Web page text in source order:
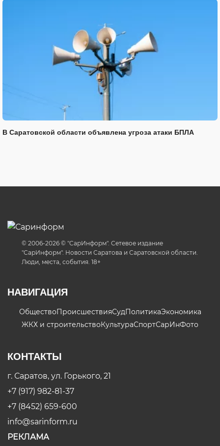
В Саратовской области объявлена угроза атаки БПЛА
© 2006-2026 © "СарИнформ". Сетевое издание
"СарИнформ". Новости Саратова и Саратовской области.
Люди, места, события. 18+
НАВИГАЦИЯ
ОбществоПроисшествияСудПолитикаЭкономика
ЖКХ и строительствоКультураСпортСарИнФото
КОНТАКТЫ
г. Саратов, ул. Горького, 21
+7 (917) 982-81-37
+7 (8452) 659-600
info@sarinform.ru
РЕКЛАМА